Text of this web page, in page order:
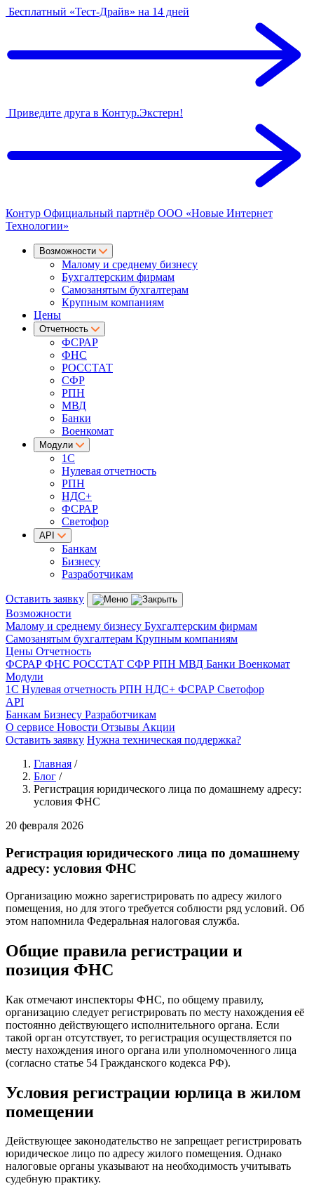
Бесплатный «Тест-Драйв» на 14 дней
Приведите друга в Контур.Экстерн!
Контур Официальный партнёр ООО «Новые Интернет
Технологии»
Возможности
Малому и среднему бизнесу
Бухгалтерским фирмам
Самозанятым бухгалтерам
Крупным компаниям
Цены
Отчетность
ФСРАР
ФНС
РОССТАТ
СФР
РПН
МВД
Банки
Военкомат
Модули
1С
Нулевая отчетность
РПН
НДС+
ФСРАР
Светофор
API
Банкам
Бизнесу
Разработчикам
Оставить заявку
Возможности
Малому и среднему бизнесу Бухгалтерским фирмам
Самозанятым бухгалтерам Крупным компаниям
Цены Отчетность
ФСРАР ФНС РОССТАТ СФР РПН МВД Банки Военкомат
Модули
1С Нулевая отчетность РПН НДС+ ФСРАР Светофор
API
Банкам Бизнесу Разработчикам
О сервисе Новости Отзывы Акции
Оставить заявку Нужна техническая поддержка?
Главная /
Блог /
Регистрация юридического лица по домашнему адресу:
условия ФНС
20 февраля 2026
Регистрация юридического лица по домашнему
адресу: условия ФНС
Организацию можно зарегистрировать по адресу жилого
помещения, но для этого требуется соблюсти ряд условий. Об
этом напомнила Федеральная налоговая служба.
Общие правила регистрации и
позиция ФНС
Как отмечают инспекторы ФНС, по общему правилу,
организацию следует регистрировать по месту нахождения её
постоянно действующего исполнительного органа. Если
такой орган отсутствует, то регистрация осуществляется по
месту нахождения иного органа или уполномоченного лица
(согласно статье 54 Гражданского кодекса РФ).
Условия регистрации юрлица в жилом
помещении
Действующее законодательство не запрещает регистрировать
юридическое лицо по адресу жилого помещения. Однако
налоговые органы указывают на необходимость учитывать
судебную практику.